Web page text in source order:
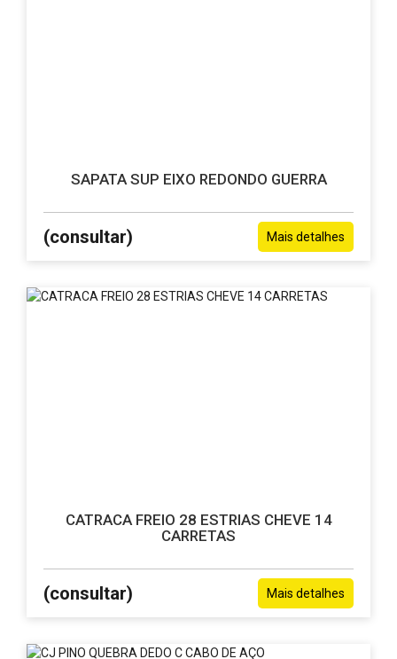
SAPATA SUP EIXO REDONDO GUERRA
(consultar) Mais detalhes
CATRACA FREIO 28 ESTRIAS CHEVE 14
CARRETAS
(consultar) Mais detalhes